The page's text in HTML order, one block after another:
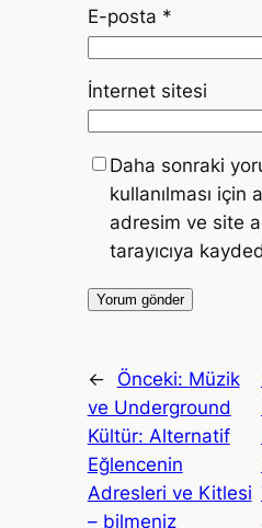
E-posta *
İnternet sitesi
Daha sonraki
kullanılması için
adresim ve site
tarayıcıya
← Önceki: Müzik
ve Underground
Kültür: Alternatif
Eğlencenin
Adresleri ve Kitlesi
– bilmeniz